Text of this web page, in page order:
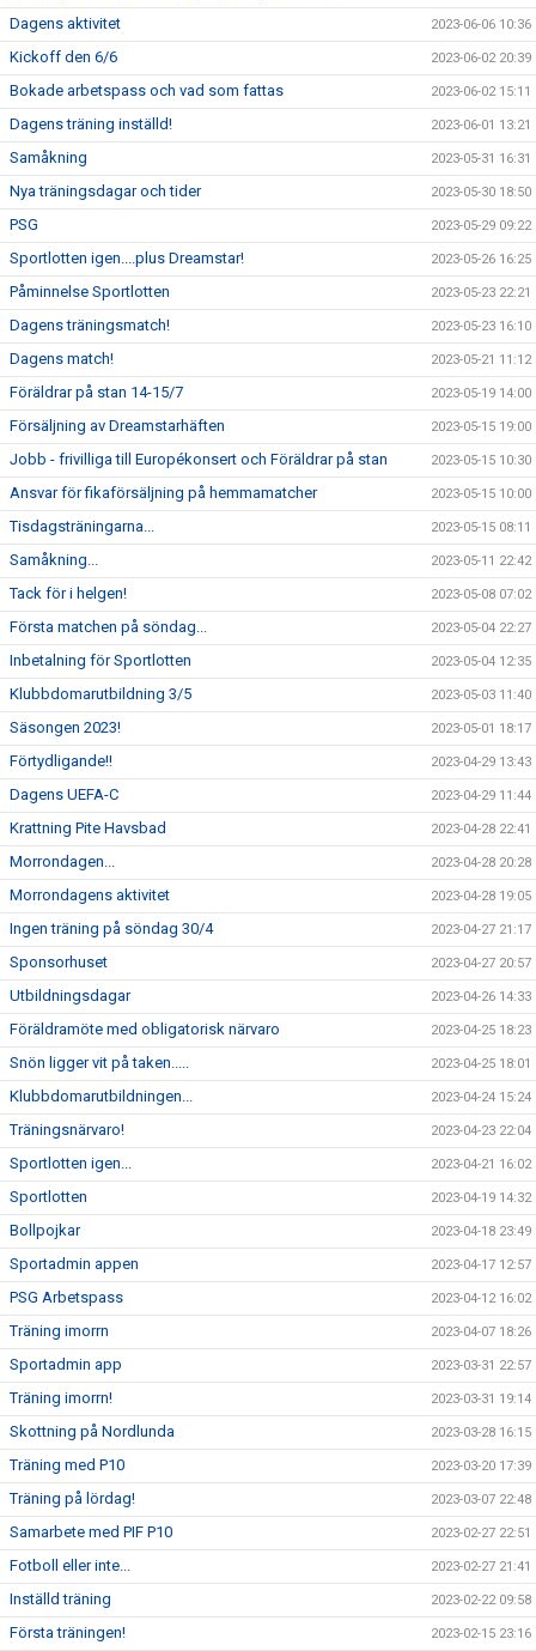
Dagens aktivitet 2023-06-06 10:36
Kickoff den 6/6 2023-06-02 20:39
Bokade arbetspass och vad som fattas 2023-06-02 15:11
Dagens träning inställd! 2023-06-01 13:21
Samåkning 2023-05-31 16:31
Nya träningsdagar och tider 2023-05-30 18:50
PSG 2023-05-29 09:22
Sportlotten igen....plus Dreamstar! 2023-05-26 16:25
Påminnelse Sportlotten 2023-05-23 22:21
Dagens träningsmatch! 2023-05-23 16:10
Dagens match! 2023-05-21 11:12
Föräldrar på stan 14-15/7 2023-05-19 14:00
Försäljning av Dreamstarhäften 2023-05-15 19:00
Jobb - frivilliga till Europékonsert och Föräldrar på stan 2023-05-15 10:30
Ansvar för fikaförsäljning på hemmamatcher 2023-05-15 10:00
Tisdagsträningarna... 2023-05-15 08:11
Samåkning... 2023-05-11 22:42
Tack för i helgen! 2023-05-08 07:02
Första matchen på söndag... 2023-05-04 22:27
Inbetalning för Sportlotten 2023-05-04 12:35
Klubbdomarutbildning 3/5 2023-05-03 11:40
Säsongen 2023! 2023-05-01 18:17
Förtydligande!! 2023-04-29 13:43
Dagens UEFA-C 2023-04-29 11:44
Krattning Pite Havsbad 2023-04-28 22:41
Morrondagen... 2023-04-28 20:28
Morrondagens aktivitet 2023-04-28 19:05
Ingen träning på söndag 30/4 2023-04-27 21:17
Sponsorhuset 2023-04-27 20:57
Utbildningsdagar 2023-04-26 14:33
Föräldramöte med obligatorisk närvaro 2023-04-25 18:23
Snön ligger vit på taken..... 2023-04-25 18:01
Klubbdomarutbildningen... 2023-04-24 15:24
Träningsnärvaro! 2023-04-23 22:04
Sportlotten igen... 2023-04-21 16:02
Sportlotten 2023-04-19 14:32
Bollpojkar 2023-04-18 23:49
Sportadmin appen 2023-04-17 12:57
PSG Arbetspass 2023-04-12 16:02
Träning imorrn 2023-04-07 18:26
Sportadmin app 2023-03-31 22:57
Träning imorrn! 2023-03-31 19:14
Skottning på Nordlunda 2023-03-28 16:15
Träning med P10 2023-03-20 17:39
Träning på lördag! 2023-03-07 22:48
Samarbete med PIF P10 2023-02-27 22:51
Fotboll eller inte... 2023-02-27 21:41
Inställd träning 2023-02-22 09:58
Första träningen! 2023-02-15 23:16